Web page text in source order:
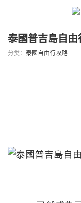
泰國普吉島自
分类： 泰國自由行攻略